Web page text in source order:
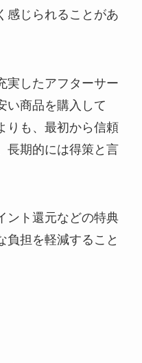
感じられることがあ
実したアフターサー
い商品を購入して
りも、最初から信頼
長期的には得策と言
ント還元などの特典
負担を軽減すること